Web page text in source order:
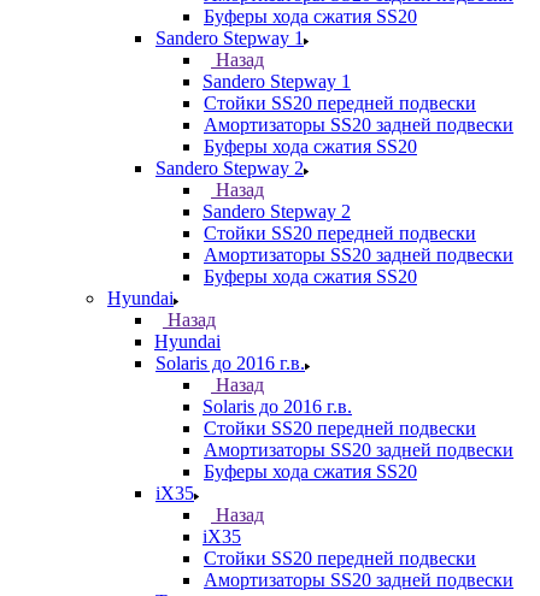
Буферы хода сжатия SS20
Sandero Stepway 1
Назад
Sandero Stepway 1
Стойки SS20 передней подвески
Амортизаторы SS20 задней подвески
Буферы хода сжатия SS20
Sandero Stepway 2
Назад
Sandero Stepway 2
Стойки SS20 передней подвески
Амортизаторы SS20 задней подвески
Буферы хода сжатия SS20
Hyundai
Назад
Hyundai
Solaris до 2016 г.в.
Назад
Solaris до 2016 г.в.
Стойки SS20 передней подвески
Амортизаторы SS20 задней подвески
Буферы хода сжатия SS20
iX35
Назад
iX35
Стойки SS20 передней подвески
Амортизаторы SS20 задней подвески